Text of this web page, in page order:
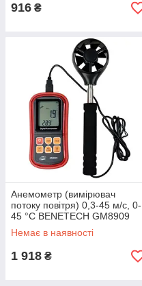
916 ₴
Анемометр (вимірювач
потоку повітря) 0,3-45 м/с, 0-
45 °C BENETECH GM8909
Немає в наявності
1 918 ₴